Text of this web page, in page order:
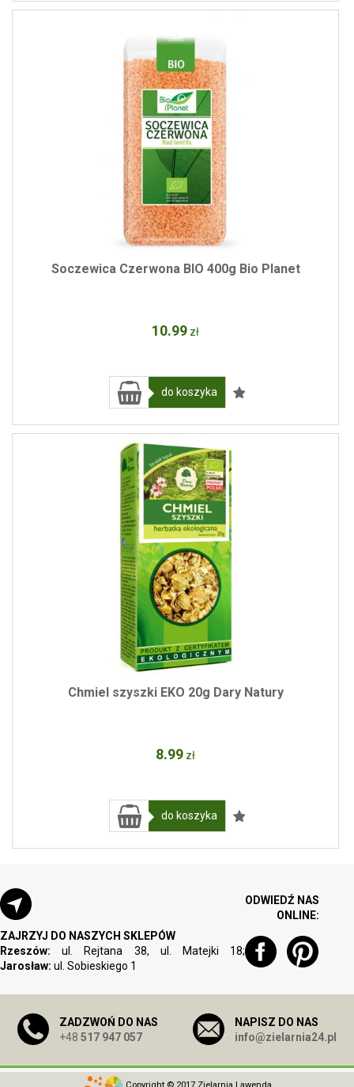
Soczewica Czerwona BIO 400g Bio Planet
10.99 zł
do koszyka
Chmiel szyszki EKO 20g Dary Natury
8.99 zł
do koszyka
ZAJRZYJ DO NASZYCH SKLEPÓW
Rzeszów: ul. Rejtana 38, ul. Matejki 18;
Jarosław: ul. Sobieskiego 1
ODWIEDŹ NAS
ONLINE:
ZADZWOŃ DO NAS
+48 517 947 057
NAPISZ DO NAS
info@zielarnia24.pl
Copyright © 2017 Zielarnia Lawenda